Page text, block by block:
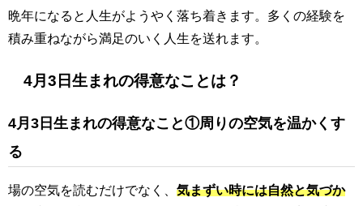
晩年になると人生がようやく落ち着きます。多くの経験を
積み重ねながら満足のいく人生を送れます。
4月3日生まれの得意なことは？
4月3日生まれの得意なこと①周りの空気を温かくす
る
場の空気を読むだけでなく、 気まずい時には自然と気づか